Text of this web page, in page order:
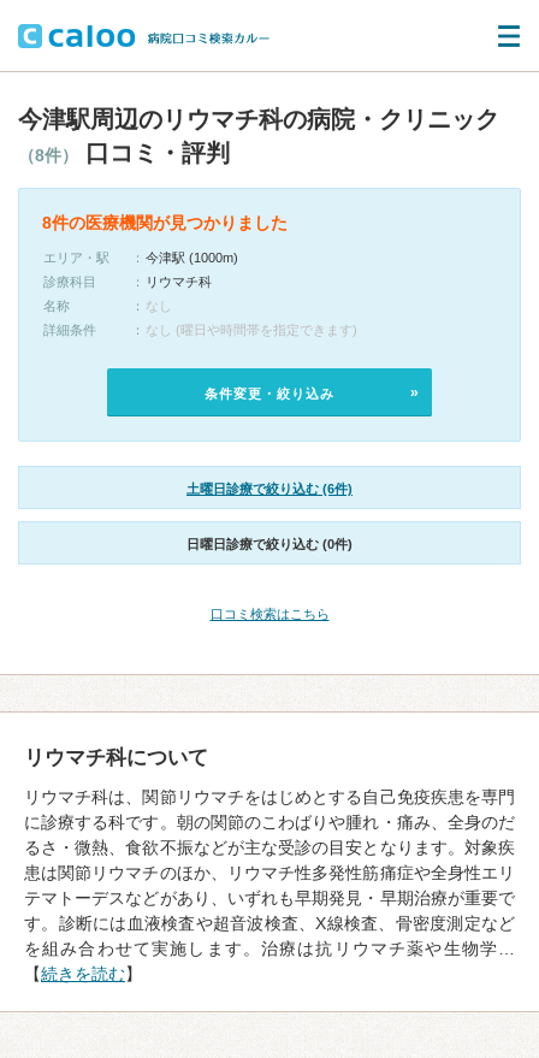
今津駅周辺のリウマチ科の病院・クリニック
（8件） 口コミ・評判
8件の医療機関が見つかりました
エリア・駅
今津駅 (1000m)
診療科目
リウマチ科
名称
なし
詳細条件
なし (曜日や時間帯を指定できます)
条件変更・絞り込み
土曜日診療で絞り込む (6件)
日曜日診療で絞り込む (0件)
口コミ検索はこちら
リウマチ科について
リウマチ科は、関節リウマチをはじめとする自己免疫疾患を専門
に診療する科です。朝の関節のこわばりや腫れ・痛み、全身のだ
るさ・微熱、食欲不振などが主な受診の目安となります。対象疾
患は関節リウマチのほか、リウマチ性多発性筋痛症や全身性エリ
テマトーデスなどがあり、いずれも早期発見・早期治療が重要で
す。診断には血液検査や超音波検査、X線検査、骨密度測定など
を組み合わせて実施します。治療は抗リウマチ薬や生物学…
【続きを読む】